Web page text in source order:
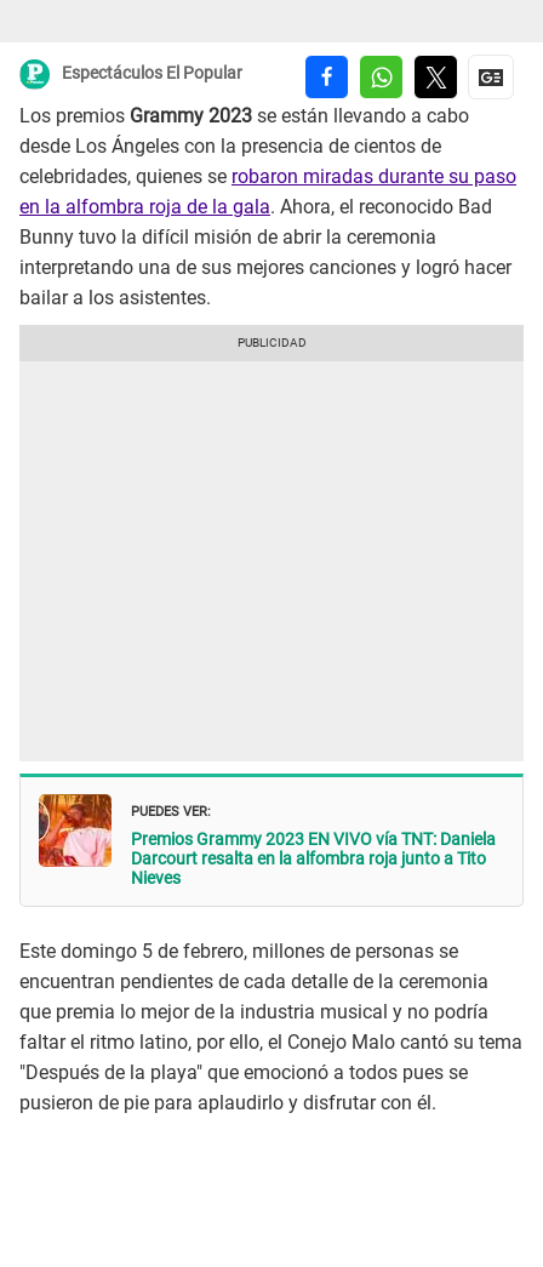
Espectáculos El Popular
Los premios Grammy 2023 se están llevando a cabo
desde Los Ángeles con la presencia de cientos de
celebridades, quienes se robaron miradas durante su paso
en la alfombra roja de la gala. Ahora, el reconocido Bad
Bunny tuvo la difícil misión de abrir la ceremonia
interpretando una de sus mejores canciones y logró hacer
bailar a los asistentes.
PUEDES VER:
Premios Grammy 2023 EN VIVO vía TNT: Daniela
Darcourt resalta en la alfombra roja junto a Tito
Nieves
Este domingo 5 de febrero, millones de personas se
encuentran pendientes de cada detalle de la ceremonia
que premia lo mejor de la industria musical y no podría
faltar el ritmo latino, por ello, el Conejo Malo cantó su tema
"Después de la playa" que emocionó a todos pues se
pusieron de pie para aplaudirlo y disfrutar con él.